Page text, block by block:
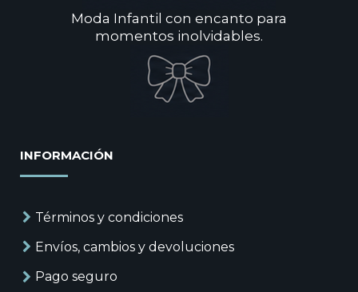
Moda Infantil con encanto para
momentos inolvidables.
INFORMACIÓN
Términos y condiciones
Envíos, cambios y devoluciones
Pago seguro